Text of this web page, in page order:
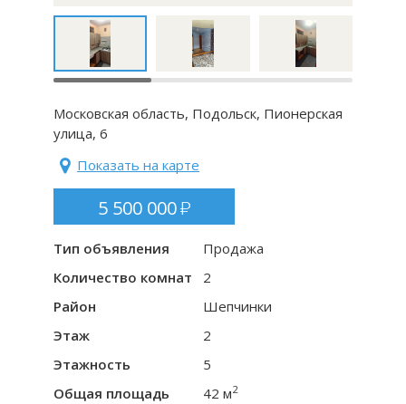
Московская область, Подольск, Пионерская
улица, 6
Показать на карте
5 500 000
Тип объявления
Продажа
Количество комнат
2
Район
Шепчинки
Этаж
2
Этажность
5
Общая площадь
42 м2